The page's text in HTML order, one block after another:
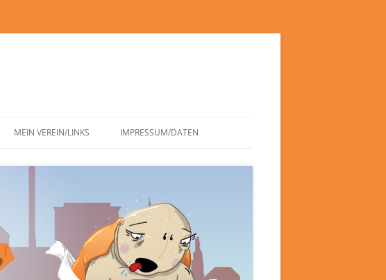
MEIN VEREIN/LINKS IMPRESSUM/DATEN